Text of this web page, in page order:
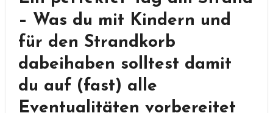
– Was du mit Kindern und
für den Strandkorb
dabeihaben solltest damit
du auf (fast) alle
Eventualitäten vorbereitet